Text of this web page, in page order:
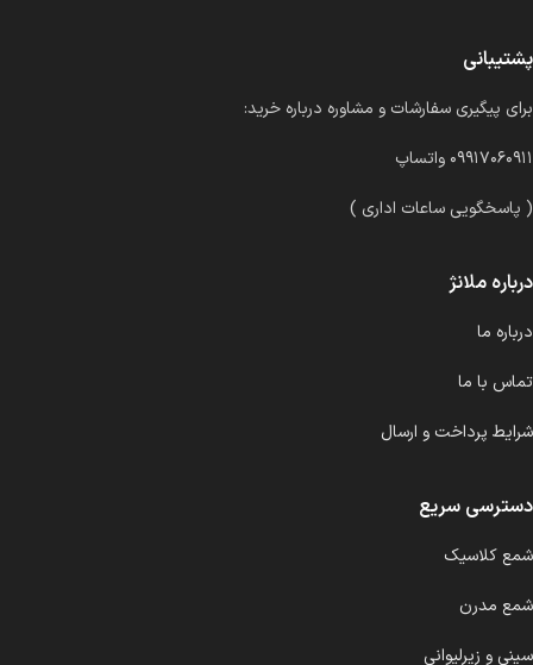
پشتیبانی
برای پیگیری سفارشات و مشاوره درباره خرید:
۰۹۹۱۷۰۶۰۹۱۱ واتساپ
( پاسخگویی ساعات اداری )
درباره ملانژ
درباره ما
تماس با ما
شرایط پرداخت و ارسال
دسترسی سریع
شمع کلاسیک
شمع مدرن
سینی و زیرلیوانی